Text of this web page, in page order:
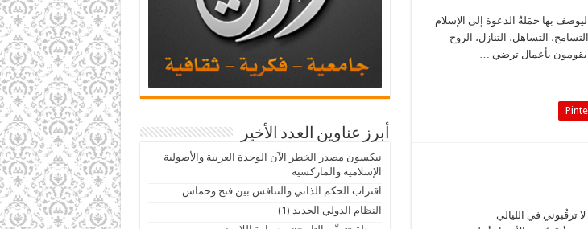
بها حمَلةُ الدعوة إلى الإسلام
التساهل، التنازل، الروح
يقومون بأعمال ترضي …
في الليالي
أبرز عناوين العدد الأخير
نيكسون مصدر الخطر الآن الوحدة العربية والأصولية
الإسلامية والماركسية
اقتراب الحكم الذاتي والتنافس بين فتح وحماس
النظام الدولي الجديد (1)